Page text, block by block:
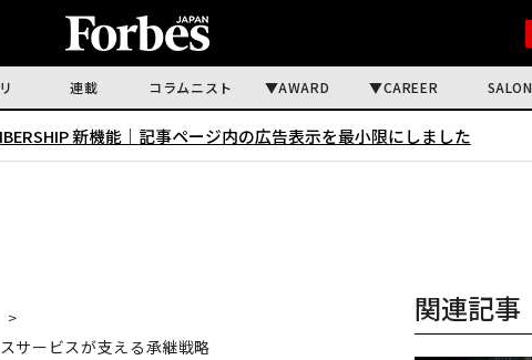
連載 コラムニスト AWARD CAREER SALON
新機能｜ 記事ページ内の広告表示を最小限にしました
サービスが支える承継戦略
関連記事